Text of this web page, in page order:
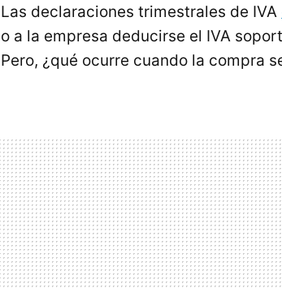
Las declaraciones trimestrales de IVA
o a la empresa deducirse el IVA
Pero, ¿qué ocurre cuando la compra